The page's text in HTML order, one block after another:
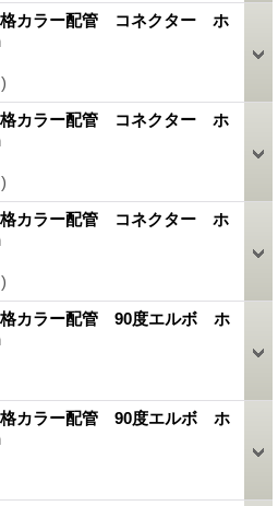
カラー配管 コネクター ホ
カラー配管 コネクター ホ
カラー配管 コネクター ホ
カラー配管 90度エルボ ホ
カラー配管 90度エルボ ホ